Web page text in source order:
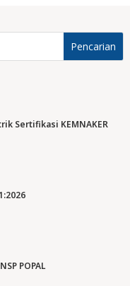
Sertifikasi KEMNAKER
POPAL